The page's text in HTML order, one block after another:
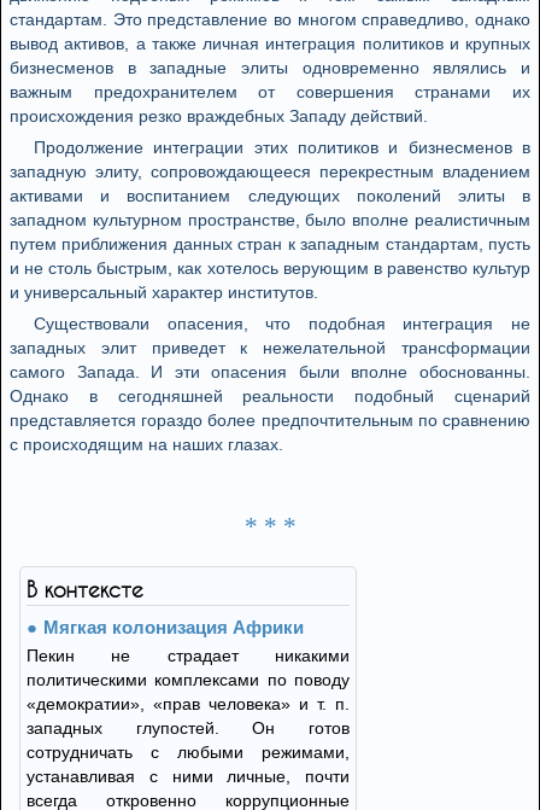
стандартам. Это представление во многом справедливо, однако
вывод активов, а также личная интеграция политиков и крупных
бизнесменов в западные элиты одновременно являлись и
важным предохранителем от совершения странами их
происхождения резко враждебных Западу действий.
Продолжение интеграции этих политиков и бизнесменов в
западную элиту, сопровождающееся перекрестным владением
активами и воспитанием следующих поколений элиты в
западном культурном пространстве, было вполне реалистичным
путем приближения данных стран к западным стандартам, пусть
и не столь быстрым, как хотелось верующим в равенство культур
и универсальный характер институтов.
Существовали опасения, что подобная интеграция не
западных элит приведет к нежелательной трансформации
самого Запада. И эти опасения были вполне обоснованны.
Однако в сегодняшней реальности подобный сценарий
представляется гораздо более предпочтительным по сравнению
с происходящим на наших глазах.
* * *
В контексте
Мягкая колонизация Африки
Пекин не страдает никакими
политическими комплексами по поводу
«демократии», «прав человека» и т. п.
западных глупостей. Он готов
сотрудничать с любыми режимами,
устанавливая с ними личные, почти
всегда откровенно коррупционные